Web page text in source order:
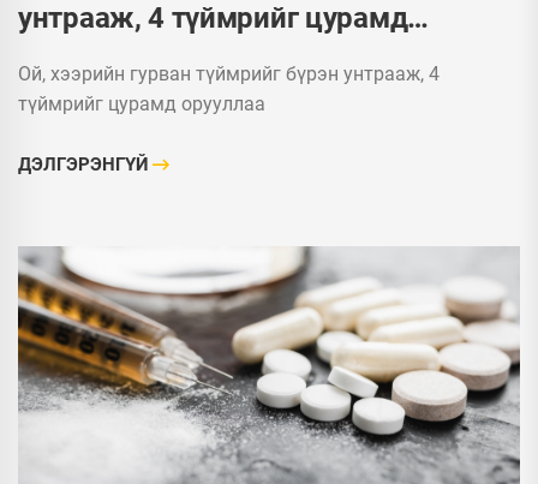
унтрааж, 4 түймрийг цурамд
Ой, хээрийн гурван түймрийг бүрэн унтрааж, 4
түймрийг цурамд орууллаа
ДЭЛГЭРЭНГҮЙ